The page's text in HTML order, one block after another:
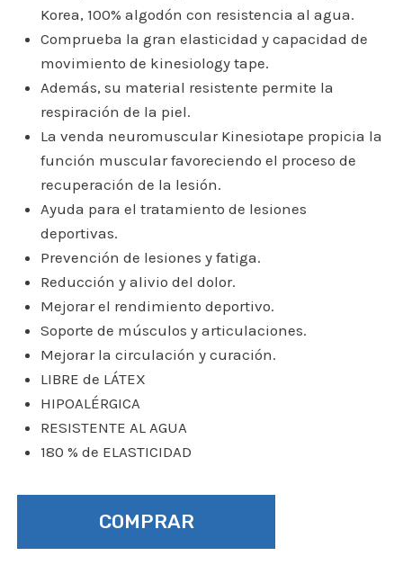
Korea, 100% algodón con resistencia al agua.
Comprueba la gran elasticidad y capacidad de
movimiento de kinesiology tape.
Además, su material resistente permite la
respiración de la piel.
La venda neuromuscular Kinesiotape propicia la
función muscular favoreciendo el proceso de
recuperación de la lesión.
Ayuda para el tratamiento de lesiones
deportivas.
Prevención de lesiones y fatiga.
Reducción y alivio del dolor.
Mejorar el rendimiento deportivo.
Soporte de músculos y articulaciones.
Mejorar la circulación y curación.
LIBRE de LÁTEX
HIPOALÉRGICA
RESISTENTE AL AGUA
180 % de ELASTICIDAD
COMPRAR